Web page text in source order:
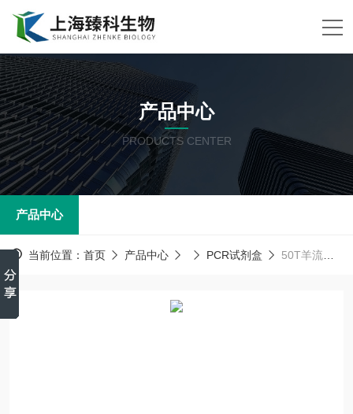
产品中心
PRODUCTS CENTER
产品中心
当前位置： 首页 产品中心 PCR试剂盒 50T羊流感病原体（CB）核酸检测试剂盒